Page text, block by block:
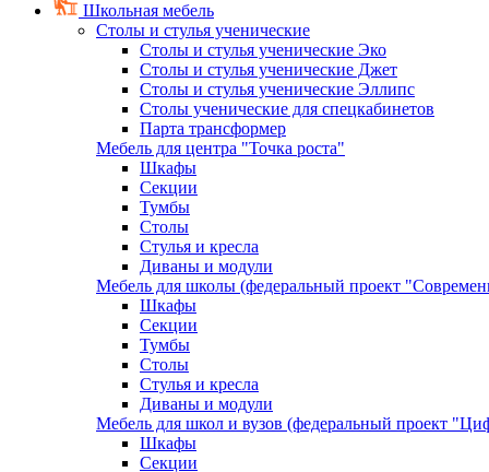
Школьная мебель
Столы и стулья ученические
Столы и стулья ученические Эко
Столы и стулья ученические Джет
Столы и стулья ученические Эллипс
Столы ученические для спецкабинетов
Парта трансформер
Мебель для центра "Точка роста"
Шкафы
Секции
Тумбы
Столы
Стулья и кресла
Диваны и модули
Мебель для школы (федеральный проект
Шкафы
Секции
Тумбы
Столы
Стулья и кресла
Диваны и модули
Мебель для школ и вузов (федеральный проект
Шкафы
Секции